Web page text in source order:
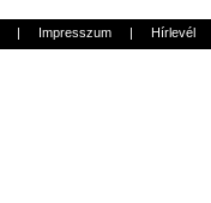
| Impresszum | Hírlevél